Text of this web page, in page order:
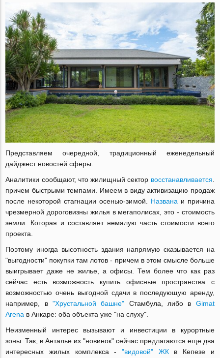
Представляем очередной, традиционный еженедельный
дайджест новостей сферы.
Аналитики сообщают, что жилищный сектор восстанавливается
причем быстрыми темпами. Имеем в виду активизацию продаж
после некоторой стагнации осенью-зимой. Названа и причина
чрезмерной дороговизны жилья в мегаполисах, это - стоимость
земли. Которая и составляет немалую часть стоимости всего
проекта.
Поэтому иногда высотность здания напрямую сказывается на
"выгодности" покупки там лотов - причем в этом смысле больше
выигрывает даже не жилье, а офисы. Тем более что как раз
сейчас есть возможность купить офисные пространства с
возможностью очень выгодной сдачи в последующую аренду,
например, в "Хрустальной башне" Стамбула, либо в Gimat
Arena в Анкаре: оба объекта уже "на слуху".
Неизменный интерес вызывают и инвестиции в курортные
зоны. Так, в Анталье из "новинок" сейчас предлагаются еще два
интересных жилых комплекса - "видовой" ЖКв Кепезе и